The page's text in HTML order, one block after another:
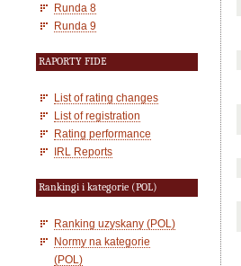
Runda 8
Runda 9
RAPORTY FIDE
List of rating changes
List of registration
Rating performance
IRL Reports
Rankingi i kategorie (POL)
Ranking uzyskany (POL)
Normy na kategorie
(POL)